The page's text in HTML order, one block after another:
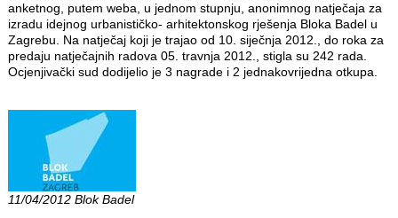
anketnog, putem weba, u jednom stupnju, anonimnog natječaja za
izradu idejnog urbanističko- arhitektonskog rješenja Bloka Badel u
Zagrebu. Na natječaj koji je trajao od 10. siječnja 2012., do roka za
predaju natječajnih radova 05. travnja 2012., stigla su 242 rada.
Ocjenjivački sud dodijelio je 3 nagrade i 2 jednakovrijedna otkupa.
11/04/2012 Blok Badel